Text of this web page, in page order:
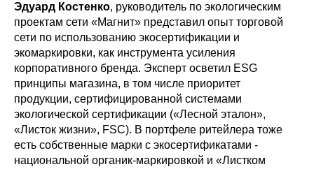
Эдуард Костенко, руководитель по экологическим
проектам сети «Магнит» представил опыт торговой
сети по использованию экосертификации и
экомаркировки, как инструмента усиления
корпоративного бренда. Эксперт осветил ESG
принципы магазина, в том числе приоритет
продукции, сертифицированной системами
экологической сертификации («Лесной эталон»,
«Листок жизни», FSC). В портфеле ритейлера тоже
есть собственные марки с экосертификатами -
национальной органик-маркировкой и «Листком